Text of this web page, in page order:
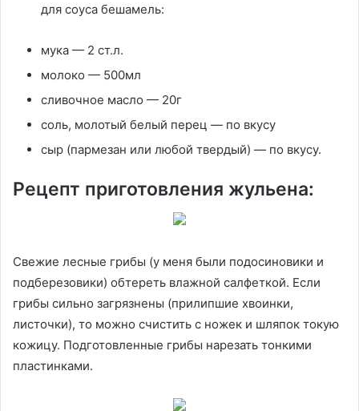
для соуса бешамель:
мука — 2 ст.л.
молоко — 500мл
сливочное масло — 20г
соль, молотый белый перец — по вкусу
сыр (пармезан или любой твердый) — по вкусу.
Рецепт приготовления жульена:
Свежие лесные грибы (у меня были подосиновики и
подберезовики) обтереть влажной салфеткой. Если
грибы сильно загрязнены (прилипшие хвоинки,
листочки), то можно счистить с ножек и шляпок токую
кожицу. Подготовленные грибы нарезать тонкими
пластинками.